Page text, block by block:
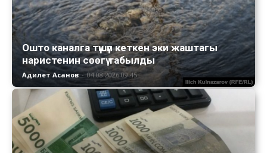
Ошто каналга түшүп кеткен эки жаштагы
наристенин сөөгү табылды
Адилет Асанов - 04.08.2026 09:45